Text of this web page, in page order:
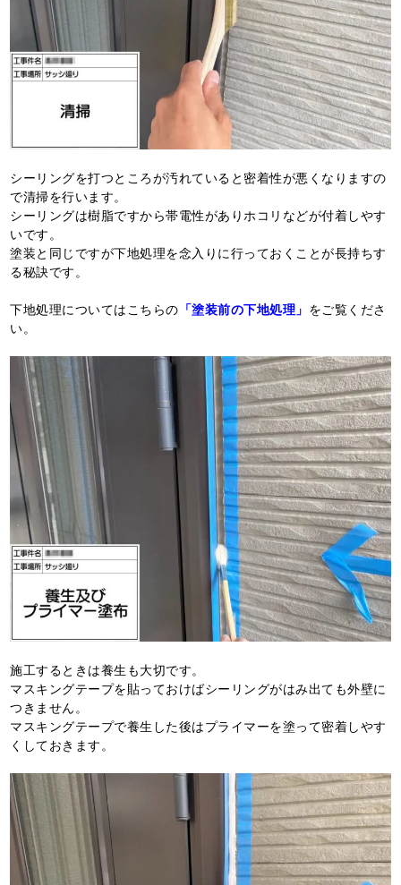
シーリングを打つところが汚れていると密着性が悪くなりますの
で清掃を行います。
シーリングは樹脂ですから帯電性がありホコリなどが付着しやす
いです。
塗装と同じですが下地処理を念入りに行っておくことが長持ちす
る秘訣です。
下地処理についてはこちらの 「塗装前の下地処理」 をご覧くださ
い。
施工するときは養生も大切です。
マスキングテープを貼っておけばシーリングがはみ出ても外壁に
つきません。
マスキングテープで養生した後はプライマーを塗って密着しやす
くしておきます。